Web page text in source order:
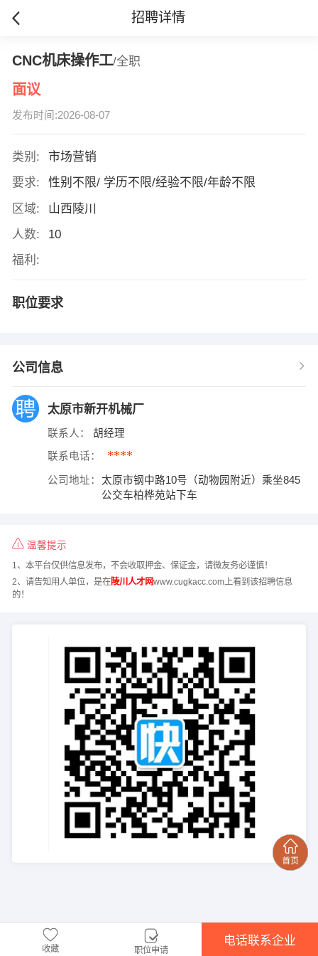
招聘详情
CNC机床操作工/全职
面议
发布时间:2026-08-07
类别:
市场营销
要求:
性别不限/ 学历不限/经验不限/年龄不限
区域:
山西陵川
人数:
10
福利:
职位要求
公司信息
太原市新开机械厂
联系人： 胡经理
联系电话： ****
公司地址：
太原市钢中路10号（动物园附近）乘坐845
公交车柏桦苑站下车
温馨提示
1、本平台仅供信息发布，不会收取押金、保证金，请微友务必谨慎！
2、请告知用人单位，是在陵川人才网www.cugkacc.com上看到该招聘信息
的！
收藏 职位申请
电话联系企业